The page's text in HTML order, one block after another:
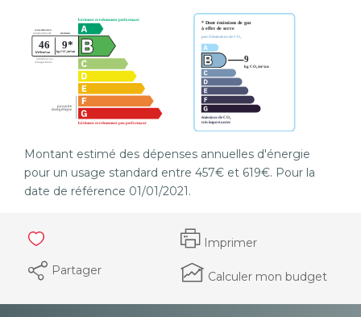
Montant estimé des dépenses annuelles d'énergie
pour un usage standard entre 457€ et 619€. Pour la
date de référence 01/01/2021.
Imprimer
Partager
Calculer mon budget